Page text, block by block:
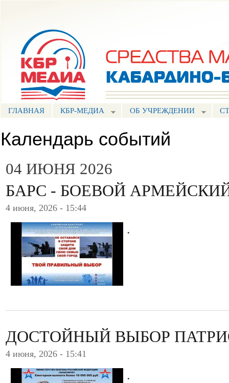
ГЛАВНАЯ КБР-МЕДИА ОБ УЧРЕЖДЕНИИ
Календарь событий
04 ИЮНЯ 2026
БАРС - БОЕВОЙ
4 июня, 2026 - 15:44
.
ДОСТОЙНЫЙ ВЫБОР
4 июня, 2026 - 15:41
.